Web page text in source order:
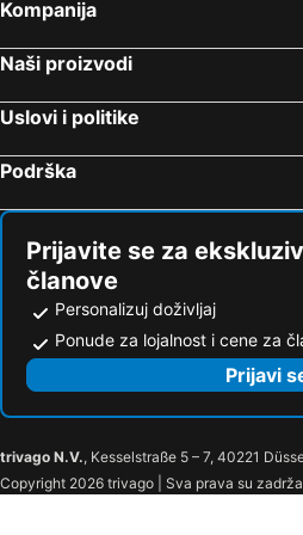
Neos Marmaras, Centralna Makedonija Hoteli
Stavros, Centralna Makedonija Hoteli
Kompanija
Naši proizvodi
Uslovi i politike
Podrška
Prijavite se za
članove
Personalizuj doživljaj
Ponude za lojalnost i cene za
Prijavi
trivago N.V., Kesselstraße 5 – 7, 40221
Copyright 2026 trivago | Sva prava su